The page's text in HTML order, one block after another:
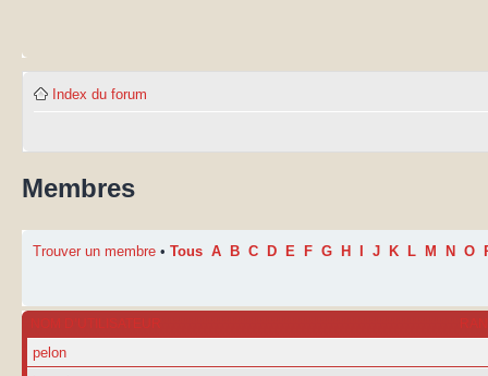
Index du forum
Membres
Trouver un membre • Tous A B C D E F G H J K L M N O
NOM D’UTILISATEUR
pelon